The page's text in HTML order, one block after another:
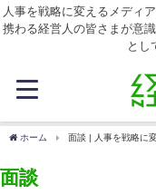
人事を戦略に変えるメディ
携わる経営人の皆さまが意
とし
ホーム 面談 | 人事を戦略に
面談